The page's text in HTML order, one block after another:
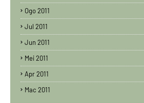
Ogo 2011
Jul 2011
Jun 2011
Mei 2011
Apr 2011
Mac 2011